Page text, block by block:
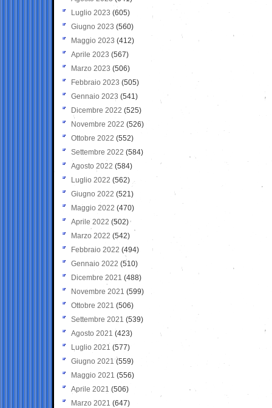
Luglio 2023 (605)
Giugno 2023 (560)
Maggio 2023 (412)
Aprile 2023 (567)
Marzo 2023 (506)
Febbraio 2023 (505)
Gennaio 2023 (541)
Dicembre 2022 (525)
Novembre 2022 (526)
Ottobre 2022 (552)
Settembre 2022 (584)
Agosto 2022 (584)
Luglio 2022 (562)
Giugno 2022 (521)
Maggio 2022 (470)
Aprile 2022 (502)
Marzo 2022 (542)
Febbraio 2022 (494)
Gennaio 2022 (510)
Dicembre 2021 (488)
Novembre 2021 (599)
Ottobre 2021 (506)
Settembre 2021 (539)
Agosto 2021 (423)
Luglio 2021 (577)
Giugno 2021(559)
Maggio 2021 (556)
Aprile 2021 (506)
Marzo 2021 (647)